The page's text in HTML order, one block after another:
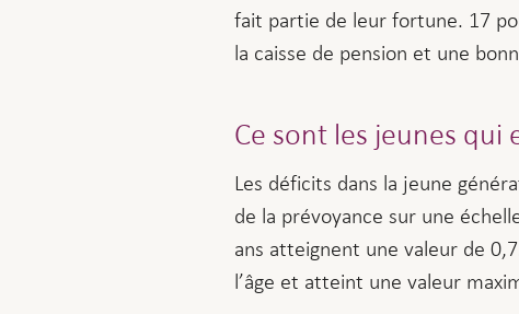
fait partie de leur fortune. 17
la caisse de pension et une
Ce sont les jeunes qui
Les déficits dans la jeune
de la prévoyance sur une
ans atteignent une valeur de
l’âge et atteint une valeur